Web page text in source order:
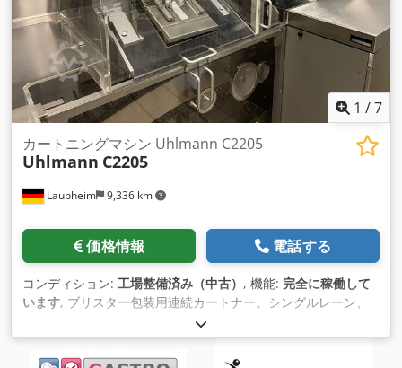
1 /7
Laupheim 9,336 km
カートニングマシン Uhlmann C2205
Uhlmann C2205
価格情報 電話する
コンディション: 工場整備済み（中古） , 機能: 完全に稼働して
います, ブリスター包装用連続カートナー。シングルレーン、
バキュームベルトによるインフィード能力400BL/min。 GuKス
タッキングフォルダー、出力最大250FS/min。 Crodper Ny H
Hofx Adzof